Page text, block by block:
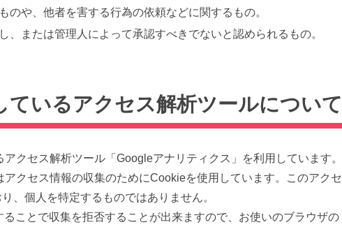
のや、他者を害する行為の依頼などに関するもの。
、または管理人によって承認すべきでないと認められるもの。
ているアクセス解析ツールについて
クセス解析ツール「Googleアナリティクス」を利用しています。
アクセス情報の収集のためにCookieを使用しています。このアクセ
、個人を特定するものではありません。
ことで収集を拒否することが出来ますので、お使いのブラウザの